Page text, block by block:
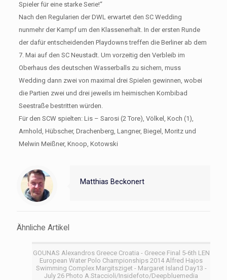
Spieler für eine starke Serie!“
Nach den Regularien der DWL erwartet den SC Wedding
nunmehr der Kampf um den Klassenerhalt. In der ersten Runde
der dafür entscheidenden Playdowns treffen die Berliner ab dem
7. Mai auf den SC Neustadt. Um vorzeitig den Verbleib im
Oberhaus des deutschen Wasserballs zu sichern, muss
Wedding dann zwei von maximal drei Spielen gewinnen, wobei
die Partien zwei und drei jeweils im heimischen Kombibad
Seestraße bestritten würden.
Für den SCW spielten: Lis – Sarosi (2 Tore), Völkel, Koch (1),
Arnhold, Hübscher, Drachenberg, Langner, Biegel, Moritz und
Melwin Meißner, Knoop, Kotowski
Matthias Beckonert
Ähnliche Artikel
GOUNAS Alexandros Greece Croatia - Greece Final 5-6th LEN
European Water Polo Championships 2014 Alfred Hajos
Swimming Complex Margitsziget - Margaret Island Day13 -
July 26 Photo A.Staccioli/Insidefoto/Deepbluemedia